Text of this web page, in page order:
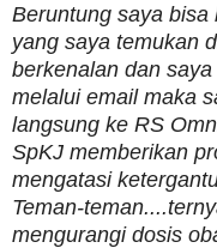
Beruntung saya bisa
yang saya temukan
berkenalan dan
melalui email maka
langsung ke RS
SpKJ memberikan
mengatasi
Teman-
mengurangi dosis